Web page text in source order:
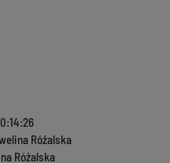
Różalska
Różalska